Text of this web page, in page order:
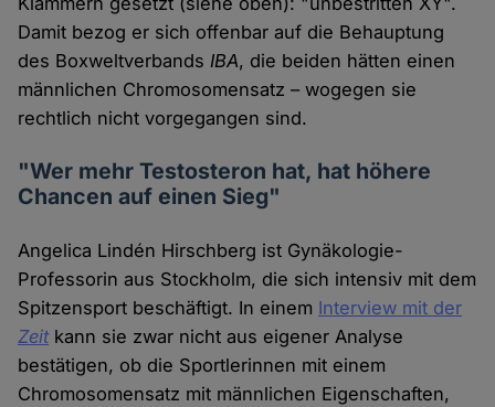
Damit bezog er sich offenbar auf die Behauptung
des BoxweltverbandsIBA, die beiden hätten einen
männlichen Chromosomensatz – wogegen sie
rechtlich nicht vorgegangen sind.
"Wer mehr Testosteron hat, hat höhere
Chancen auf einen Sieg"
Angelica Lindén Hirschberg ist Gynäkologie-
Professorin aus Stockholm, die sich intensiv mit dem
Spitzensport beschäftigt. In einem Interview mit der
Zeitkann sie zwar nicht aus eigener Analyse
bestätigen, ob die Sportlerinnen mit einem
Chromosomensatz mit männlichen Eigenschaften,